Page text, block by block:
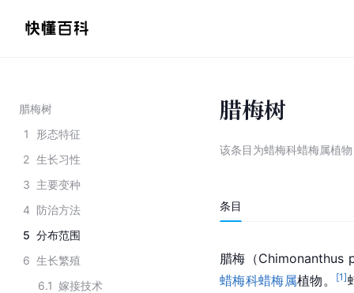
腊梅树
1
形态特征
2 生长习性
3 主要变种
4 防治方法
5 分布范围
6 生长繁殖
6.1 嫁接技术
腊梅树
该条目为蜡梅科蜡梅属植物
条目
腊梅 （Chimonanthus
蜡梅科蜡梅属植物。 [1]